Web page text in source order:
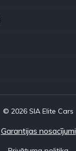
© 2026 SIA Elite Cars
Garantijas nosacījumi